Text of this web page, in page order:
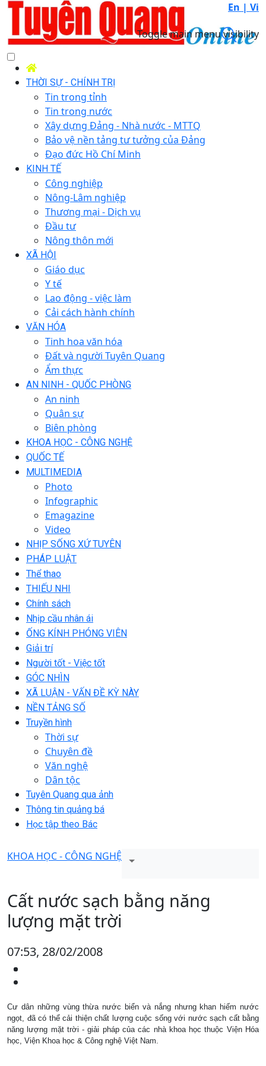
En | Vi
Toggle main menu visibility
THỜI SỰ - CHÍNH TRỊ
Tin trong tỉnh
Tin trong nước
Xây dựng Đảng - Nhà nước - MTTQ
Bảo vệ nền tảng tư tưởng của Đảng
Đạo đức Hồ Chí Minh
KINH TẾ
Công nghiệp
Nông-Lâm nghiệp
Thương mại - Dịch vụ
Đầu tư
Nông thôn mới
XÃ HỘI
Giáo dục
Y tế
Lao động - việc làm
Cải cách hành chính
VĂN HÓA
Tinh hoa văn hóa
Đất và người Tuyên Quang
Ẩm thực
AN NINH - QUỐC PHÒNG
An ninh
Quân sự
Biên phòng
KHOA HỌC - CÔNG NGHỆ
QUỐC TẾ
MULTIMEDIA
Photo
Infographic
Emagazine
Video
NHỊP SỐNG XỨ TUYÊN
PHÁP LUẬT
Thể thao
THIẾU NHI
Chính sách
Nhịp cầu nhân ái
ỐNG KÍNH PHÓNG VIÊN
Giải trí
Người tốt - Việc tốt
GÓC NHÌN
XÃ LUẬN - VẤN ĐỀ KỲ NÀY
NỀN TẢNG SỐ
Truyền hình
Thời sự
Chuyên đề
Văn nghệ
Dân tộc
Tuyên Quang qua ảnh
Thông tin quảng bá
Học tập theo Bác
KHOA HỌC - CÔNG NGHỆ
Cất nước sạch bằng năng
lượng mặt trời
07:53, 28/02/2008
Cư dân những vùng thừa nước biển và nắng nhưng khan hiếm nước
ngọt, đã có thể cải thiện chất lượng cuộc sống với nước sạch cất bằng
năng lượng mặt trời - giải pháp của các nhà khoa học thuộc Viện Hóa
học, Viện Khoa học & Công nghệ Việt Nam.